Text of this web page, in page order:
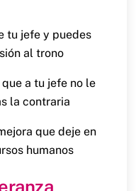
tu jefe y puedes
al trono
a tu jefe no le
la contraria
que deje en
humanos